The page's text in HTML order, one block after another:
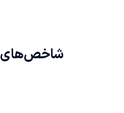
شاخص‌های